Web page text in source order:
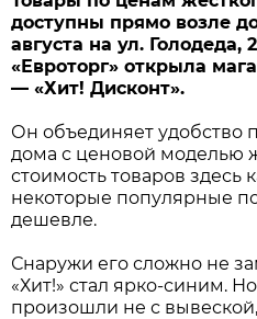
доступны прямо возле
августа на ул. Голодеда,
«Евроторг» открыла
— «Хит! Дисконт».
Он объединяет удобство
дома с ценовой моделью
стоимость товаров здесь
некоторые популярные
дешевле.
Снаружи его сложно не
«Хит!» стал ярко-синим.
произошли не с